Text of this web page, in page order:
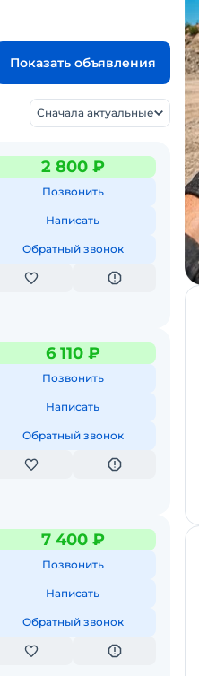
Показать объявления
Сначала актуальные
2 800 ₽
Позвонить
Написать
Обратный звонок
6 110 ₽
Позвонить
Написать
Обратный звонок
7 400 ₽
Позвонить
Написать
Обратный звонок